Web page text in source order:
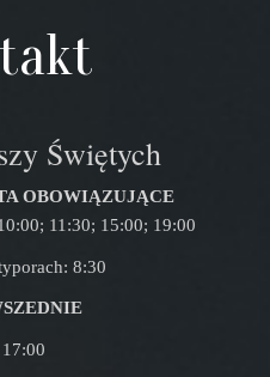
Świętych
OBOWIĄZUJĄCE
11:30; 15:00; 19:00
8:30